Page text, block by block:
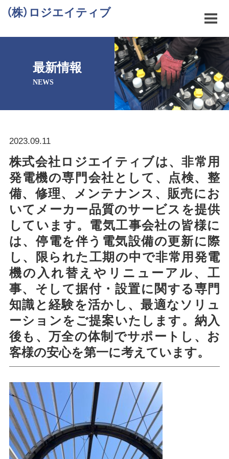
（株）ロジエイティブ
最新情報
NEWS
2023.09.11
株式会社ロジエイティブは、非常用
発電機の専門会社として、点検、整
備、修理、メンテナンス、販売にお
いてメーカー品質のサービスを提供
しています。電気工事会社の皆様に
は、停電を伴う電気設備の更新に際
し、限られた工期の中で非常用発電
機の入れ替えやリニューアル、工
事、そして据付・設置に関する専門
知識と経験を活かし、最適なソリュ
ーションをご提案いたします。納入
後も、万全の体制でサポートし、お
客様の安心を第一に考えています。